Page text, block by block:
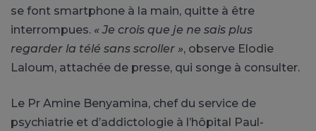
se font smartphone à la main, quitte à être
interrompues. « Je crois que je ne sais plus
regarder la télé sans scroller », observe Elodie
Laloum, attachée de presse, qui songe à consulter.
Le Pr Amine Benyamina, chef du service de
psychiatrie et d’addictologie à l’hôpital Paul-